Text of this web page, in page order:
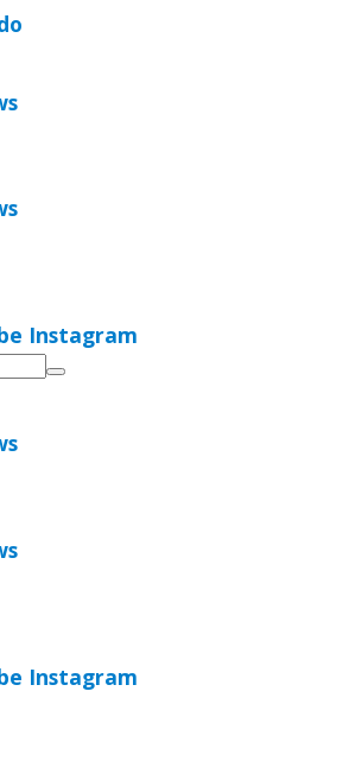
Instagram
Instagram